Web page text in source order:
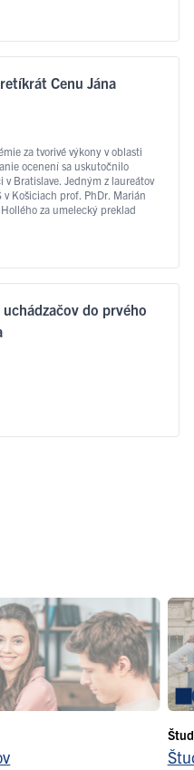
Cenu Jána
za tvorivé výkony v oblasti
ocenení sa uskutočnilo
Bratislave. Jedným z laureátov
Košiciach prof. PhDr. Marián
za umelecký preklad
do prvého